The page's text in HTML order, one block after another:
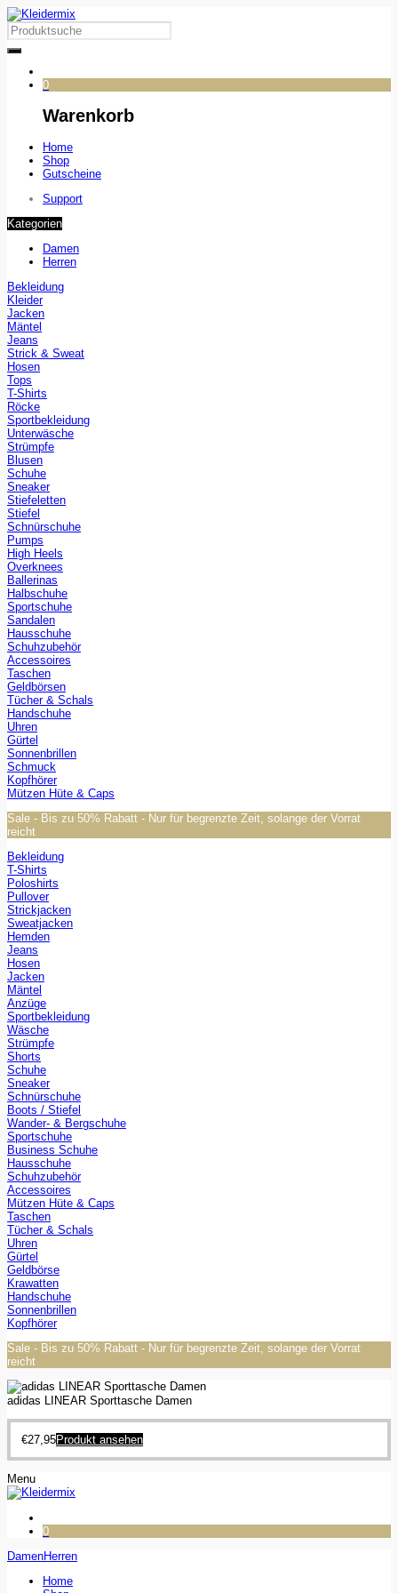
0
Warenkorb
Home
Shop
Gutscheine
Support
Kategorien
Damen
Herren
Bekleidung
Kleider
Jacken
Mäntel
Jeans
Strick & Sweat
Hosen
Tops
T-Shirts
Röcke
Sportbekleidung
Unterwäsche
Strümpfe
Blusen
Schuhe
Sneaker
Stiefeletten
Stiefel
Schnürschuhe
Pumps
High Heels
Overknees
Ballerinas
Halbschuhe
Sportschuhe
Sandalen
Hausschuhe
Schuhzubehör
Accessoires
Taschen
Geldbörsen
Tücher & Schals
Handschuhe
Uhren
Gürtel
Sonnenbrillen
Schmuck
Kopfhörer
Mützen Hüte & Caps
Sale - Bis zu 50% Rabatt - Nur für begrenzte Zeit, solange der Vorrat
reicht
Bekleidung
T-Shirts
Poloshirts
Pullover
Strickjacken
Sweatjacken
Hemden
Jeans
Hosen
Jacken
Mäntel
Anzüge
Sportbekleidung
Wäsche
Strümpfe
Shorts
Schuhe
Sneaker
Schnürschuhe
Boots / Stiefel
Wander- & Bergschuhe
Sportschuhe
Business Schuhe
Hausschuhe
Schuhzubehör
Accessoires
Mützen Hüte & Caps
Taschen
Tücher & Schals
Uhren
Gürtel
Geldbörse
Krawatten
Handschuhe
Sonnenbrillen
Kopfhörer
Sale - Bis zu 50% Rabatt - Nur für begrenzte Zeit, solange der Vorrat
reicht
adidas LINEAR Sporttasche Damen
€27,95Produkt ansehen
Menu
0
DamenHerren
Home